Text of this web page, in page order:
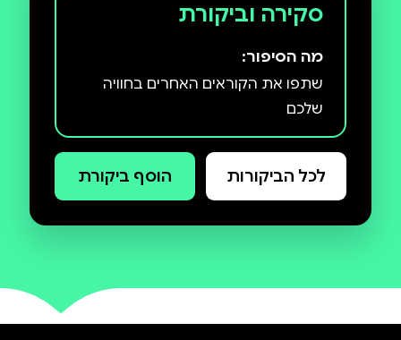
סקירה וביקורת
מה הסיפור:
שתפו את הקוראים האחרים בחוויה
שלכם
לכל הביקורות הוסף ביקורת